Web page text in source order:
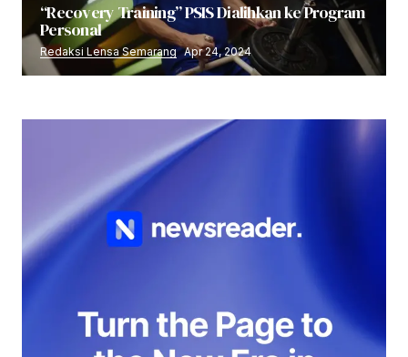
“Recovery Training” PSIS Dialihkan ke Program
Personal
Redaksi Lensa Semarang Apr 24, 2024